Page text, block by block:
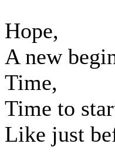
Hope,
A new
Time,
Time to
Like just